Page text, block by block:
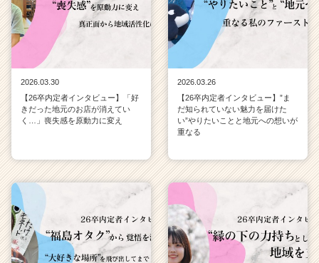
2026.03.30
【26卒内定者インタビュー】「好
きだった地元のお店が消えてい
く…」喪失感を原動力に変え
2026.03.26
【26卒内定者インタビュー】”ま
だ知られていない魅力を届けた
い”やりたいことと地元への想いが
重なる